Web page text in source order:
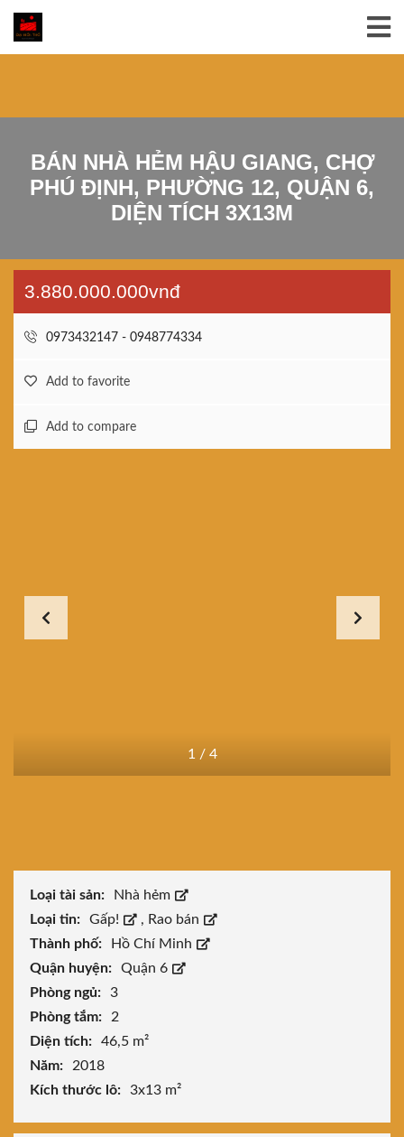
BÁN NHÀ HẺM HẬU GIANG, CHỢ
PHÚ ĐỊNH, PHƯỜNG 12, QUẬN 6,
DIỆN TÍCH 3X13M
3.880.000.000vnđ
0973432147 - 0948774334
Add to favorite
Add to compare
1 / 4
Loại tài sản:
Nhà hẻm
Loại tin:
Gấp! , Rao bán
Thành phố:
Hồ Chí Minh
Quận huyện:
Quận 6
Phòng ngủ:
3
Phòng tắm:
2
Diện tích:
46,5 m²
Năm:
2018
Kích thước lô:
3x13 m²